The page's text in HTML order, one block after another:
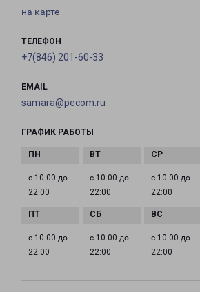
на карте
ТЕЛЕФОН
+7(846) 201-60-33
EMAIL
samara@pecom.ru
ГРАФИК РАБОТЫ
с 10:00 до
22:00
с 10:00 до
22:00
с 10:00 до
22:00
с 10:00 до
22:00
с 10:00 до
22:00
с 10:00 до
22:00